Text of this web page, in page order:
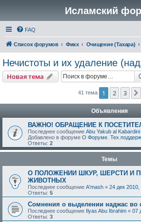
Исламский
FAQ
Список форумов Фикх Очищение (Тахара)
Нечистоты и их удаление
Новая тема
41 тема 1 2 3
Объявления
ВАЖНО! ОБРАЩЕНИЕ К
Последнее сообщение Abu Yakub al Kabardini
Добавлено в форуме О Форуме.
Ответы: 2
Темы
О ПОЛОЖЕНИИ ШКУР, ШЕРСТИ И
ЖИВОТНЫХ
Последнее сообщение A'mash « 24 дек 2010,
Ответы: 5
Сомнения о выделении наджас во
Последнее сообщение Ilyas Abu Ibrahim « 07
Ответы: 3